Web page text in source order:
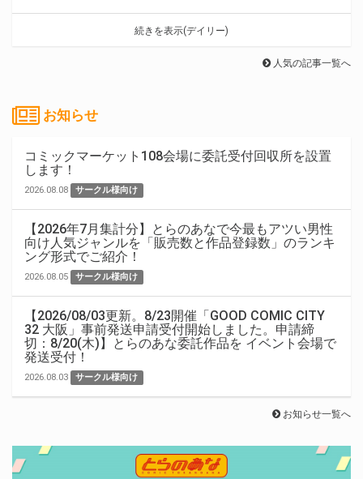
続きを表示(デイリー)
人気の記事一覧へ
お知らせ
コミックマーケット108会場に委託受付回収所を設置
します！
2026.08.08 サークル様向け
【2026年7月集計分】とらのあなで今最もアツい男性
向け人気ジャンルを「販売数と作品登録数」のランキ
ング形式でご紹介！
2026.08.05 サークル様向け
【2026/08/03更新。8/23開催「GOOD COMIC CITY
32 大阪」事前発送申請受付開始しました。申請締
切：8/20(木)】とらのあな委託作品を イベント会場で
発送受付！
2026.08.03 サークル様向け
お知らせ一覧へ